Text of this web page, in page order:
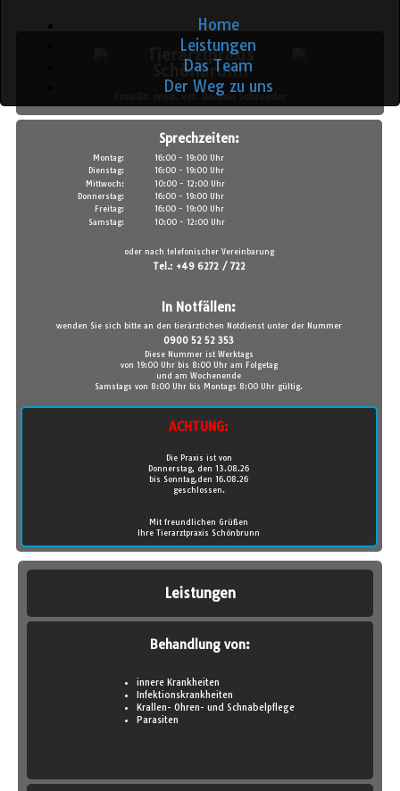
Home
Leistungen
Das Team
Der Weg zu uns
Tierarztpraxis
Schönbrunn
Frau Dr. med. vet. Daniela Schroeder
Sprechzeiten:
Montag:
16:00 - 19:00 Uhr
Dienstag:
16:00 - 19:00 Uhr
Mittwoch:
10:00 - 12:00 Uhr
Donnerstag:
16:00 - 19:00 Uhr
Freitag:
16:00 - 19:00 Uhr
Samstag:
10:00 - 12:00 Uhr
oder nach telefonischer Vereinbarung
Tel.: +49 6272 / 722
In Notfällen:
wenden Sie sich bitte an den tierärztichen Notdienst unter der Nummer
0900 52 52 353
Diese Nummer ist Werktags
von 19:00 Uhr bis 8:00 Uhr am Folgetag
und am Wochenende
Samstags von 8:00 Uhr bis Montags 8:00 Uhr gültig.
ACHTUNG:
Die Praxis ist von
Donnerstag, den 13.08.26
bis Sonntag,den 16.08.26
geschlossen.
Mit freundlichen Grüßen
Ihre Tierarztpraxis Schönbrunn
Leistungen
Behandlung von:
innere Krankheiten
Infektionskrankheiten
Krallen- Ohren- und Schnabelpflege
Parasiten